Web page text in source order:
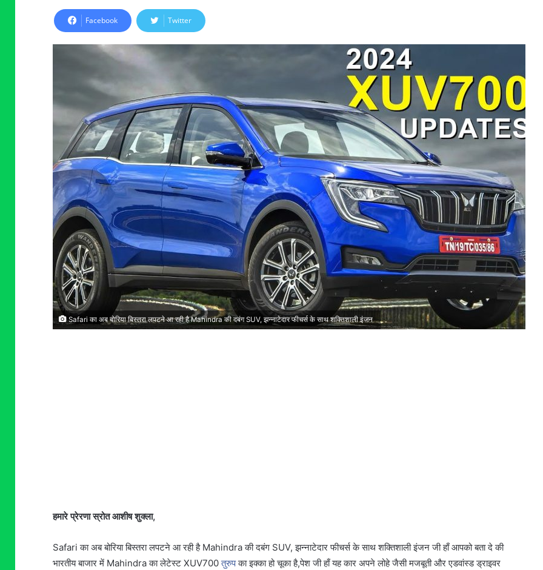
Facebook Twitter
Safari का अब बोरिया बिस्तरा लपटने आ रही है Mahindra की दबंग SUV, झन्नाटेदार फीचर्स के साथ शक्तिशाली इंजन
हमारे प्रेरणा स्रोत आशीष शुक्ला,
Safari का अब बोरिया बिस्तरा लपटने आ रही है Mahindra की दबंग SUV, झन्नाटेदार फीचर्स के साथ शक्तिशाली इंजन जी हाँ आपको बता दे की
भारतीय बाजार में Mahindra का लेटेस्ट XUV700तुरुपका इक्का हो चूका है,पेश जी हाँ यह कार अपने लोहे जैसी मजबूती और एडवांस्ड ड्राइवर